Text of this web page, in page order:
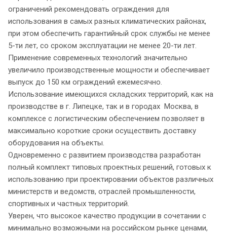
ограничений рекомендовать ограждения для
использования в самых разных климатических районах,
при этом обеспечить гарантийный срок службы не менее
5-ти лет, со сроком эксплуатации не менее 20-ти лет.
Применение современных технологий значительно
увеличило производственные мощности и обеспечивает
выпуск до 150 км ограждений ежемесячно.
Использование имеющихся складских территорий, как на
производстве в г. Липецке, так и в городах Москва, в
комплексе с логистическим обеспечением позволяет в
максимально короткие сроки осуществить доставку
оборудования на объекты.
Одновременно с развитием производства разработан
полный комплект типовых проектных решений, готовых к
использованию при проектировании объектов различных
министерств и ведомств, отраслей промышленности,
спортивных и частных территорий.
Уверен, что высокое качество продукции в сочетании с
минимально возможными на российском рынке ценами,